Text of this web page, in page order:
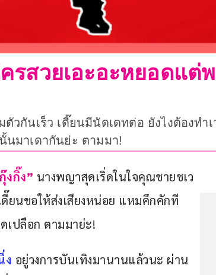
รสวยเอะอะหยอดแต่
วกันเร็ว เดี๊ยนมีนัดเดทต่อ ยังไงต้องทำ
นมาเดากันย่ะ ตามมา!
งกิ๊ง” นางพญาสุดเริ่ดในใจคุณชายชเว
ดี๊ยนขอให้ส่งเสียงหน่อย แหมคึกคักที
เปลือก ตามมาย่ะ!
ง อยู่วงการบันเทิงมานานแล้วนะ ผ่าน